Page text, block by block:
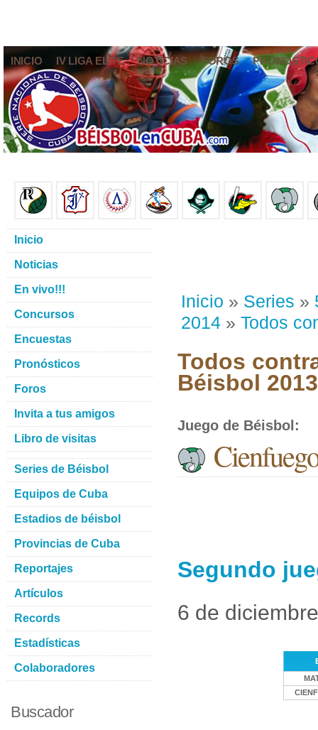
INICIO IV LIGA ELITE NOTICIAS FOROS
Inicio » Series »
2014 » Todos
Todos
Béisbol
Juego de Béisbol :
Segundo
6 de
Inicio
Noticias
En vivo!!!
Concursos
Encuestas
Pronósticos
Foros
Invita a tus amigos
Libro de visitas
Series de Béisbol
Equipos de Cuba
Estadios de béisbol
Provincias de Cuba
Reportajes
Artículos
Records
Estadísticas
Colaboradores
Buscador